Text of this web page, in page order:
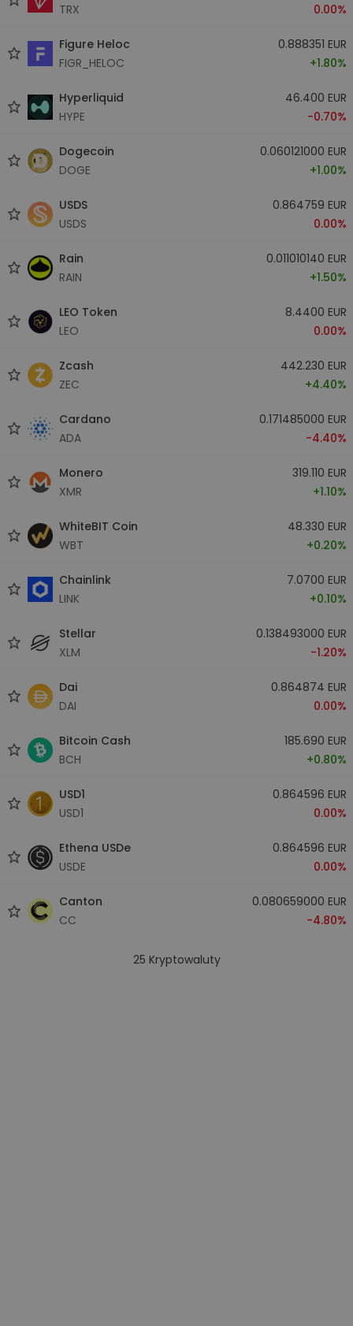
TRX
0.00%
Figure Heloc
FIGR_HELOC
0.888351 EUR
+1.80%
Hyperliquid
HYPE
46.400 EUR
-0.70%
Dogecoin
DOGE
0.060121000 EUR
+1.00%
USDS
USDS
0.864759 EUR
0.00%
Rain
RAIN
0.011010140 EUR
+1.50%
LEO Token
LEO
8.4400 EUR
0.00%
Zcash
ZEC
442.230 EUR
+4.40%
Cardano
ADA
0.171485000 EUR
-4.40%
Monero
XMR
319.110 EUR
+1.10%
WhiteBIT Coin
WBT
48.330 EUR
+0.20%
Chainlink
LINK
7.0700 EUR
+0.10%
Stellar
XLM
0.138493000 EUR
-1.20%
Dai
DAI
0.864874 EUR
0.00%
Bitcoin Cash
BCH
185.690 EUR
+0.80%
USD1
USD1
0.864596 EUR
0.00%
Ethena USDe
USDE
0.864596 EUR
0.00%
Canton
CC
0.080659000 EUR
-4.80%
25 Kryptowaluty